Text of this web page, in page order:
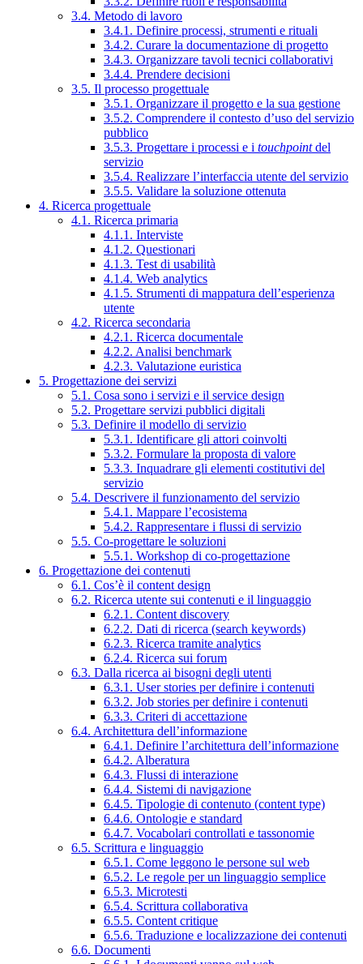
3.4. Metodo di lavoro
3.4.1. Definire processi, strumenti e rituali
3.4.2. Curare la documentazione di progetto
3.4.3. Organizzare tavoli tecnici collaborativi
3.4.4. Prendere decisioni
3.5. Il processo progettuale
3.5.1. Organizzare il progetto e la sua gestione
3.5.2. Comprendere il contesto d’uso del servizio
pubblico
3.5.3. Progettare i processi e i touchpointdel
servizio
3.5.4. Realizzare l’interfaccia utente del servizio
3.5.5. Validare la soluzione ottenuta
4. Ricerca progettuale
4.1. Ricerca primaria
4.1.1. Interviste
4.1.2. Questionari
4.1.3. Test di usabilità
4.1.4. Web analytics
4.1.5. Strumenti di mappatura dell’esperienza
utente
4.2. Ricerca secondaria
4.2.1. Ricerca documentale
4.2.2. Analisi benchmark
4.2.3. Valutazione euristica
5. Progettazione dei servizi
5.1. Cosa sono i servizi e il service design
5.2. Progettare servizi pubblici digitali
5.3. Definire il modello di servizio
5.3.1. Identificare gli attori coinvolti
5.3.2. Formulare la proposta di valore
5.3.3. Inquadrare gli elementi costitutivi del
servizio
5.4. Descrivere il funzionamento del servizio
5.4.1. Mappare l’ecosistema
5.4.2. Rappresentare i flussi di servizio
5.5. Co-progettare le soluzioni
5.5.1. Workshop di co-progettazione
6. Progettazione dei contenuti
6.1. Cos’è il content design
6.2. Ricerca utente sui contenuti e il linguaggio
6.2.1. Content discovery
6.2.2. Dati di ricerca (search keywords)
6.2.3. Ricerca tramite analytics
6.2.4. Ricerca sui forum
6.3. Dalla ricerca ai bisogni degli utenti
6.3.1. User stories per definire i contenuti
6.3.2. Job stories per definire i contenuti
6.3.3. Criteri di accettazione
6.4. Architettura dell’informazione
6.4.1. Definire l’architettura dell’informazione
6.4.2. Alberatura
6.4.3. Flussi di interazione
6.4.4. Sistemi di navigazione
6.4.5. Tipologie di contenuto (content type)
6.4.6. Ontologie e standard
6.4.7. Vocabolari controllati e tassonomie
6.5. Scrittura e linguaggio
6.5.1. Come leggono le persone sul web
6.5.2. Le regole per un linguaggio semplice
6.5.3. Microtesti
6.5.4. Scrittura collaborativa
6.5.5. Content critique
6.5.6. Traduzione e localizzazione dei contenuti
6.6. Documenti